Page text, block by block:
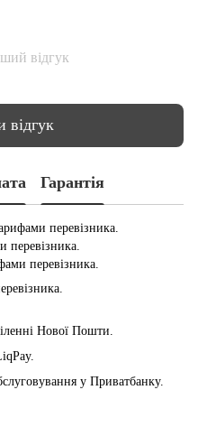
відгук
відгук
Гарантія
перевізника.
перевізника.
перевізника.
Нової Пошти.
у Приватбанку.